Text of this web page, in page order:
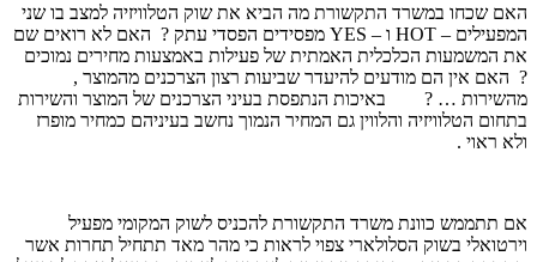
האם שכחו במשרד התקשורת מה הביא את שוק הטלוויזיה למצב בו שני
המפעילים – HOT ו – YES מפסידים הפסדי עתק ? האם לא רואים שם
את המשמעות הכלכלית האמתית של פעילות באמצעות מחירים נמוכים
? האם אין הם מודעים להיעדר שביעות רצון הצרכנים מהמוצר ,
מהשירות … ? באיכות הנתפסת בעיני הצרכנים של המוצר והשירות
בתחום הטלוויזיה והלווין גם המחיר הנמוך נחשב בעיניהם כמחיר מופרז
ולא ראוי .
אם תתממש כוונת משרד התקשורת להכניס לשוק המקומי מפעיל
וירטואלי בשוק הסלולארי צפוי לראות כי מהר מאד תתחיל תחרות אשר